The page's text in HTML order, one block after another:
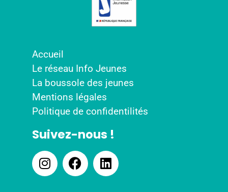
Accueil
Le réseau Info Jeunes
La boussole des jeunes
Mentions légales
Politique de confidentilités
Suivez-nous !